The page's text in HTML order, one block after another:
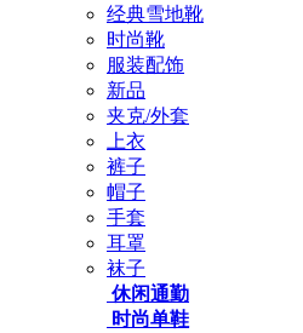
经典雪地靴
时尚靴
服装配饰
新品
夹克/外套
上衣
裤子
帽子
手套
耳罩
袜子
休闲通勤
时尚单鞋